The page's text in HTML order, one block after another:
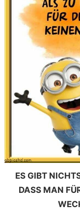
ES GIBT
DASS MAN